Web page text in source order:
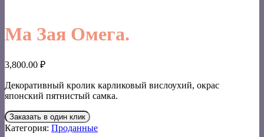
Ма Зая Омега.
3,800.00 ₽
Декоративный кролик карликовый вислоухий, окрас
японский пятнистый самка.
Заказать в один клик
Категория: Проданные